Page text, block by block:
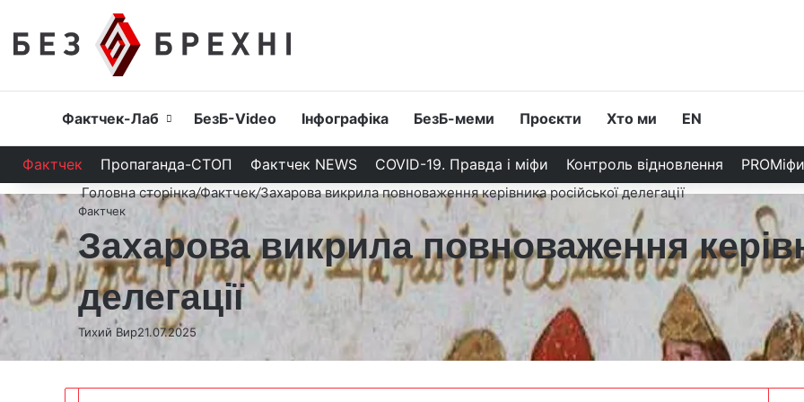
Головна
Фактчек-Лаб БезБ-Video Інфографіка БезБ-меми Проєкти Хто ми EN
Фактчек Пропаганда-СТОП Фактчек NEWS COVID-19. Правда і міфи Контроль відновлення PROМіфи
Головна сторінка/Фактчек/Захарова викрила повноваження керівника російської делегації
Фактчек
Захарова викрила повноваження
делегації
Тихий Вир21.07.2025